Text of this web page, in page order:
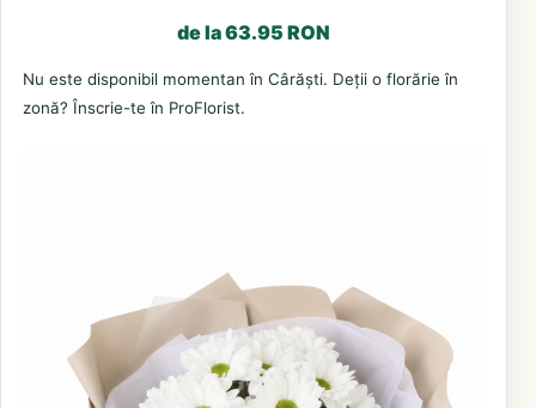
de la 63.95 RON
Nu este disponibil momentan în Cârăști. Deții o florărie în
zonă? Înscrie-te în ProFlorist.